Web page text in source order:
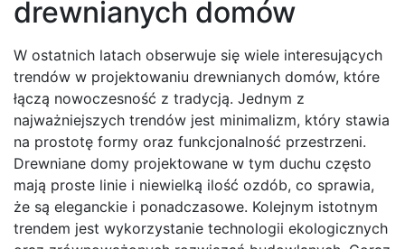
drewnianych domów
W ostatnich latach obserwuje się wiele interesujących
trendów w projektowaniu drewnianych domów, które
łączą nowoczesność z tradycją. Jednym z
najważniejszych trendów jest minimalizm, który stawia
na prostotę formy oraz funkcjonalność przestrzeni.
Drewniane domy projektowane w tym duchu często
mają proste linie i niewielką ilość ozdób, co sprawia,
że są eleganckie i ponadczasowe. Kolejnym istotnym
trendem jest wykorzystanie technologii ekologicznych